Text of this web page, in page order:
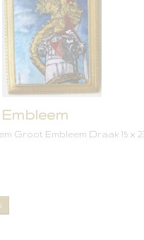
Groot Embleem Draak 15 x 23